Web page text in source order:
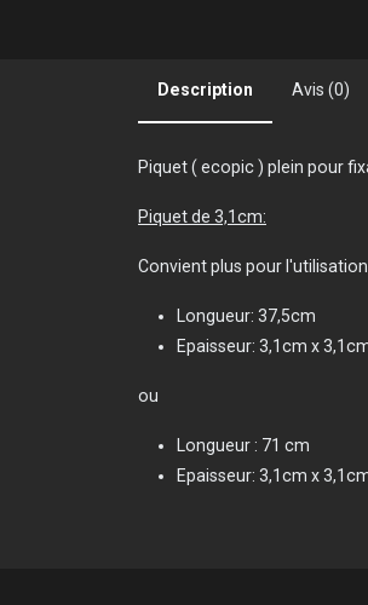
Description Avis (0)
Piquet ( ecopic ) plein pour
Piquet de 3,1cm:
Convient plus pour
Longueur: 37,5cm
Epaisseur: 3,1cm x
ou
Longueur : 71 cm
Epaisseur: 3,1cm x